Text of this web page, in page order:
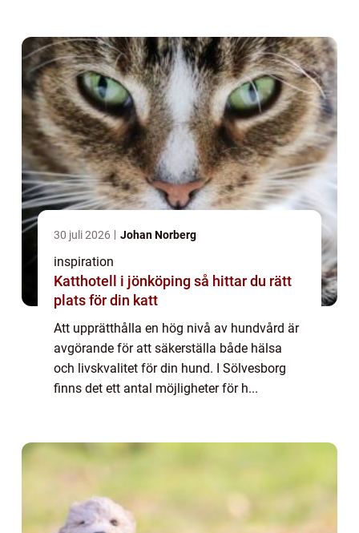
30 juli 2026 Johan Norberg
inspiration
Katthotell i jönköping så hittar du rätt
plats för din katt
Att upprätthålla en hög nivå av hundvård är
avgörande för att säkerställa både hälsa
och livskvalitet för din hund. I Sölvesborg
finns det ett antal möjligheter för h...